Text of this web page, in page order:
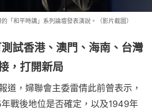
「和平時講」系列論壇發表演說。（影片截圖）
試香港、澳門、海南、台灣
，打開新局
道，婦聯會主委雷倩此前曾表示，
戰後地位是否確定，以及1949年